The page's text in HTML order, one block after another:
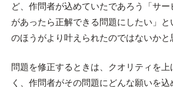
ど、作問者が込めていたであろう「サー
があったら正解できる問題にしたい」
のほうがより叶えられたのではないかと
問題を修正するときは、クオリティを上
く、作問者がその問題にどんな願いを